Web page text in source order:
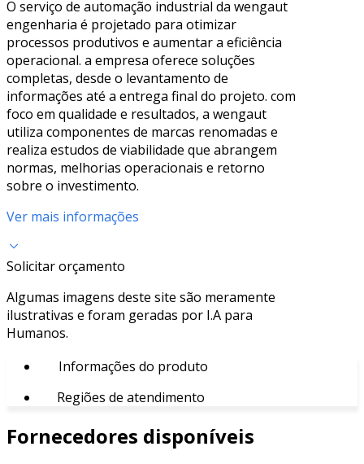
O serviço de automação industrial da wengaut
engenharia é projetado para otimizar
processos produtivos e aumentar a eficiência
operacional. a empresa oferece soluções
completas, desde o levantamento de
informações até a entrega final do projeto. com
foco em qualidade e resultados, a wengaut
utiliza componentes de marcas renomadas e
realiza estudos de viabilidade que abrangem
normas, melhorias operacionais e retorno
sobre o investimento.
Ver mais informações
Solicitar orçamento
Algumas imagens deste site são meramente
ilustrativas e foram geradas por I.A para
Humanos.
Informações do produto
Regiões de atendimento
Fornecedores disponíveis